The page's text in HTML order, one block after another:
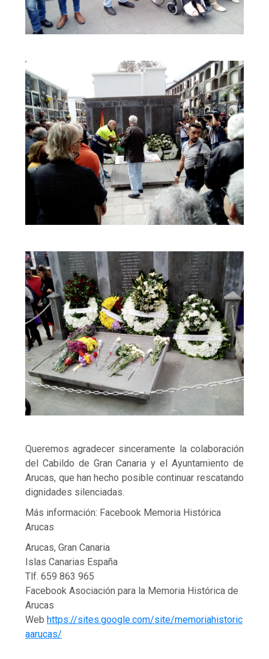
Queremos agradecer sinceramente la colaboración
del Cabildo de Gran Canaria y el Ayuntamiento de
Arucas, que han hecho posible continuar rescatando
dignidades silenciadas.
Más información: Facebook Memoria Histórica
Arucas
Arucas, Gran Canaria
Islas Canarias España
Tlf. 659 863 965
Facebook Asociación para la Memoria Histórica de
Arucas
Webhttps://sites.google.com/site/memoriahistoric
aarucas/